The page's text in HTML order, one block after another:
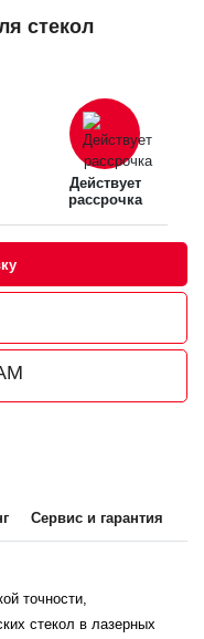
стекол
Действует
рассрочка
Сервис и гарантия
точности,
стекол в лазерных